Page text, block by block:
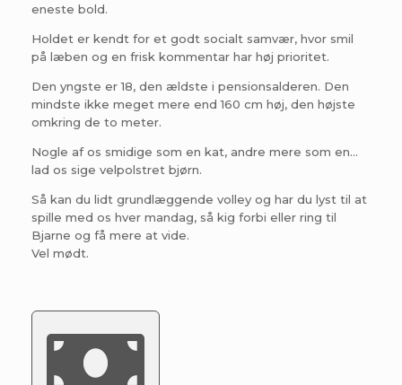
eneste bold.
Holdet er kendt for et godt socialt samvær, hvor smil
på læben og en frisk kommentar har høj prioritet.
Den yngste er 18, den ældste i pensionsalderen. Den
mindste ikke meget mere end 160 cm høj, den højste
omkring de to meter.
Nogle af os smidige som en kat, andre mere som en…
lad os sige velpolstret bjørn.
Så kan du lidt grundlæggende volley og har du lyst til at
spille med os hver mandag, så kig forbi eller ring til
Bjarne og få mere at vide.
Vel mødt.